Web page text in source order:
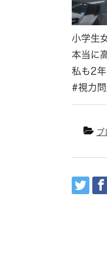
小学生
本当に
私も2年
#視力
ブ